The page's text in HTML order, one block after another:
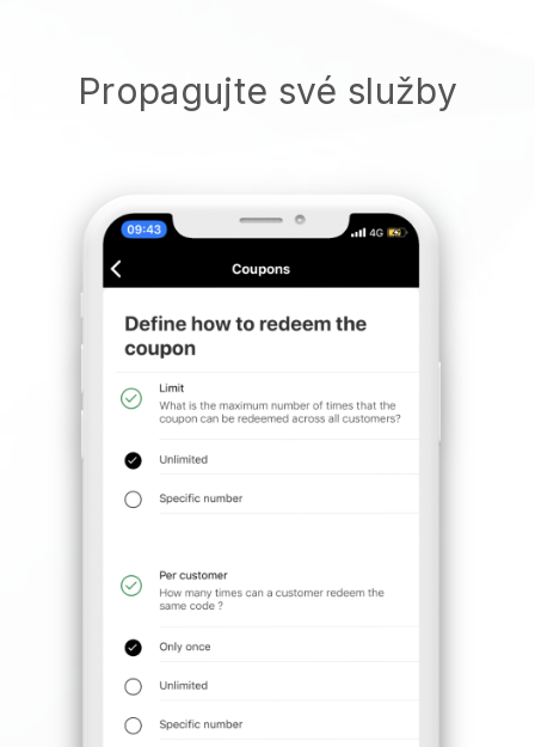
Propagujte své služby